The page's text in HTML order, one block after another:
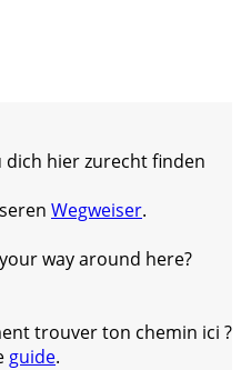
dich hier zurecht finden
Wegweiser.
way around here?
trouver ton chemin ici ?
guide.